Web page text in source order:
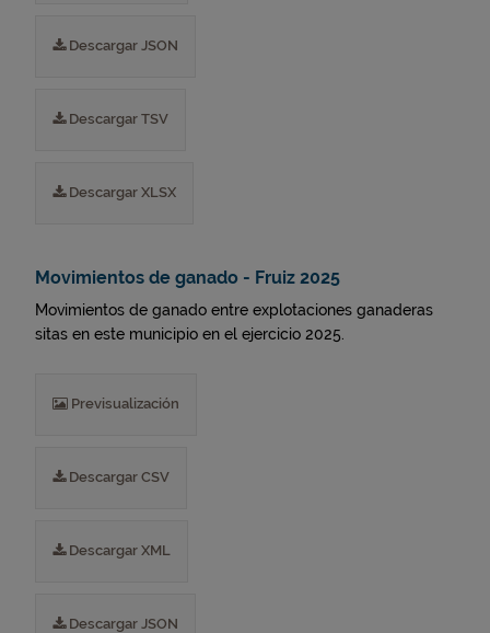
Descargar JSON
Descargar TSV
Descargar XLSX
Movimientos de ganado - Fruiz 2025
Movimientos de ganado entre explotaciones ganaderas
sitas en este municipio en el ejercicio 2025.
Previsualización
Descargar CSV
Descargar XML
Descargar JSON